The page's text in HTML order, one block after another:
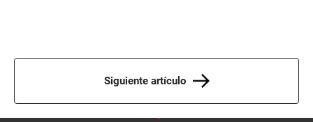
Siguiente artículo